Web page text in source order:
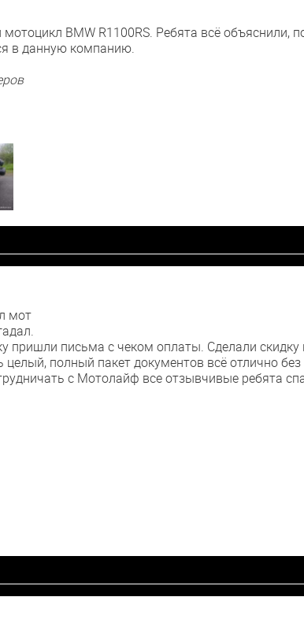
BMW R1100RS. Ребята всё объяснили,
в данную компанию.
мот
пришли письма с чеком оплаты. Сделали
полный пакет документов всё отлично без
с Мотолайф все отзывчивые ребята